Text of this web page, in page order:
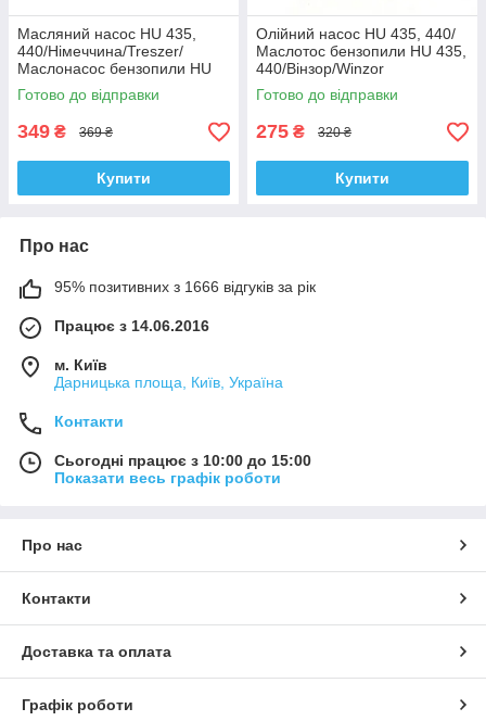
Масляний насос HU 435,
440/Німеччина/Treszer/
Маслонасос бензопили HU
435, 440
Готово до відправки
349 ₴ 369 ₴
Купити
Олійний насос HU 435, 440/
Маслотос бензопили HU 435,
440/Вінзор/Winzor
Готово до відправки
275 ₴ 320 ₴
Купити
Про нас
95% позитивних з 1666 відгуків за рік
Працює з 14.06.2016
м. Київ
Дарницька площа, Київ, Україна
Контакти
Сьогодні працює з 10:00 до 15:00
Показати весь графік роботи
Про нас
Контакти
Доставка та оплата
Графік роботи